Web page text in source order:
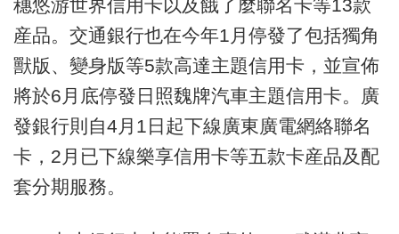
穗悠游世界信用卡以及餓了麼聯名卡等13款
産品。交通銀行也在今年1月停發了包括獨角
獸版、變身版等5款高達主題信用卡，並宣佈
將於6月底停發日照魏牌汽車主題信用卡。廣
發銀行則自4月1日起下線廣東廣電網絡聯名
卡，2月已下線樂享信用卡等五款卡産品及配
套分期服務。